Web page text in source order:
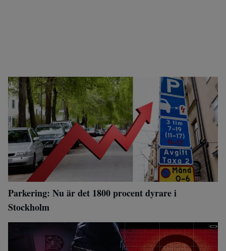
Parkering: Nu är det 1800 procent dyrare i
Stockholm